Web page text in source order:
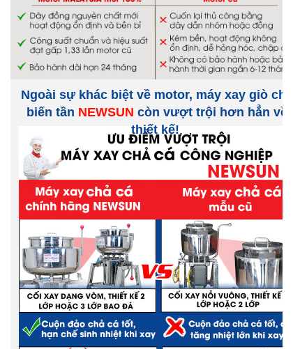
Ngoài sự khác biệt về motor, máy xay giò chả
biến tần NEWSUN còn vượt trội hơn hẳn về
thiết kế!